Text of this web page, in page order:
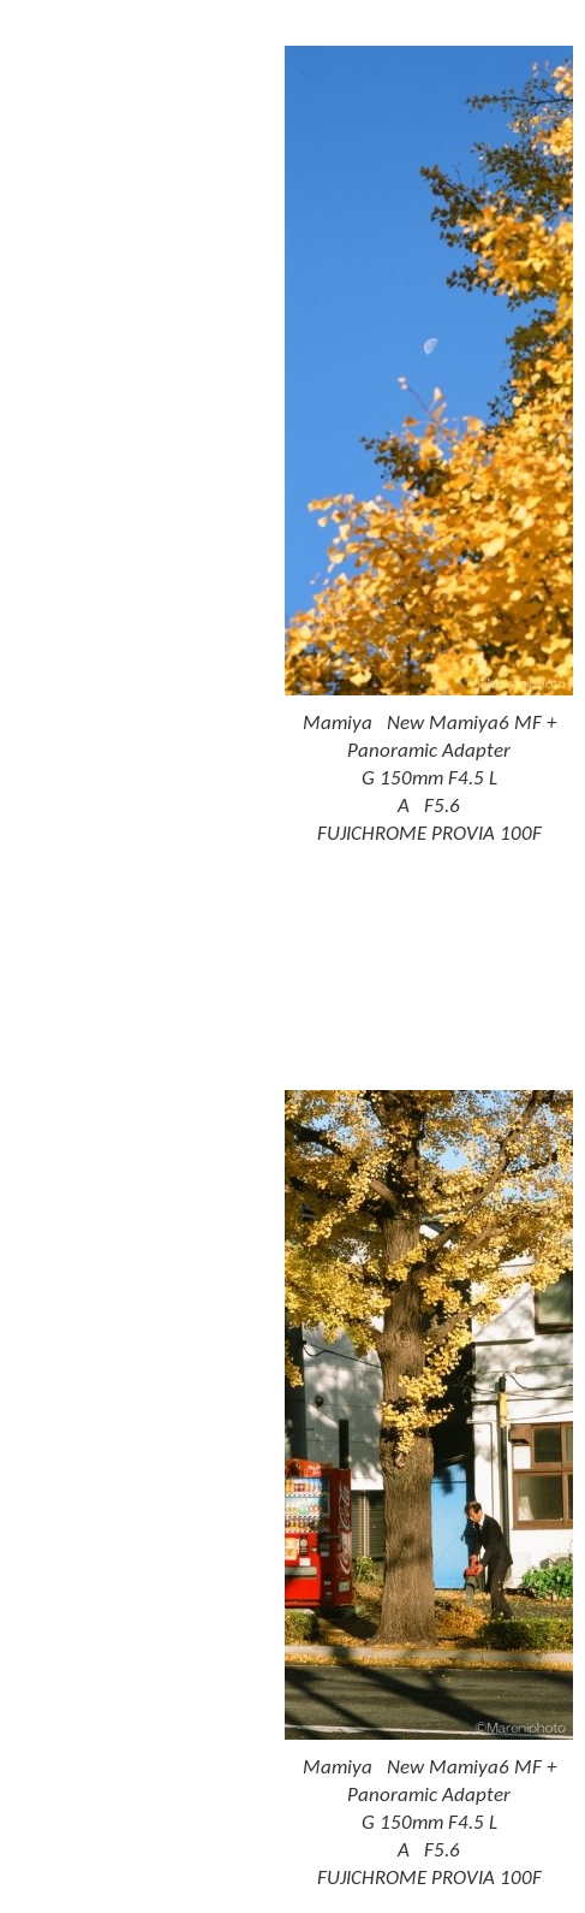
Mamiya New Mamiya6 MF +
Panoramic Adapter
G 150mm F4.5 L
A F5.6
FUJICHROME PROVIA 100F
Mamiya New Mamiya6 MF +
Panoramic Adapter
G 150mm F4.5 L
A F5.6
FUJICHROME PROVIA 100F